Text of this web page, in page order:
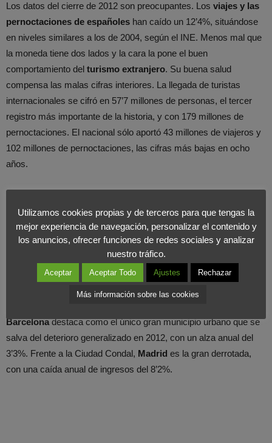
Los datos del cierre de 2012 son preocupantes. Los viajes y las
pernoctaciones de españoles han caído un 12’4%, situándose
en niveles similares a los de 2004, según el INE. Menos mal que
la moneda tiene dos lados y la cara la pone el buen
comportamiento del turismo extranjero. Su buena salud
compensa las malas cifras interiores. La llegada de turistas
internacionales se cifró en 57’7 millones de personas, el tercer
registro más importante de la historia, y con 179 millones de
pernoctaciones. El nacional sólo aportó 43 millones de viajeros y
102 millones de pernoctaciones, las cifras más bajas en ocho
años.
comunidades autónomas, ni a todos losdestinos turísticos . Los
más perjudicados son aquellos que más dependen de la
demanda nacional, ciudades y zonas costeras del norte como
Santiago de Compostela, Burgos, Santander, Gijón, San
Sebastián, León, Oviedo y Valladolid. Frente a ellos, mejoraron
sus ingresos turísticos y crearon empleo los destinos
Barcelonadestaca como el único gran municipio urbano que se
salva del deterioro generalizado en 2012, con un alza anual del
3’3%. Frente a la Ciudad Condal, Madrid es la gran derrotada,
con una caída anual de ingresos del 8’2%.
Utilizamos cookies propias y de terceros para que tengas la
mejor experiencia de navegación, personalizar el contenido y
los anuncios, ofrecer funciones de redes sociales y analizar
nuestro tráfico.
Aceptar Aceptar Todo Ajustes Rechazar
Más información sobre las cookies